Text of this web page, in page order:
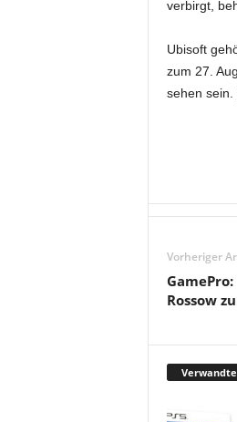
verbirgt,
Ubisoft
zum 27.
sehen sein.
Vorheriger
Rossow